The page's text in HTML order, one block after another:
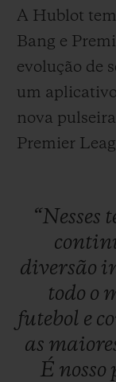
A Hublot
Bang e
evolução de
um
nova
Premier
“Nesses
diversão
todo o
futebol e
as
É nosso